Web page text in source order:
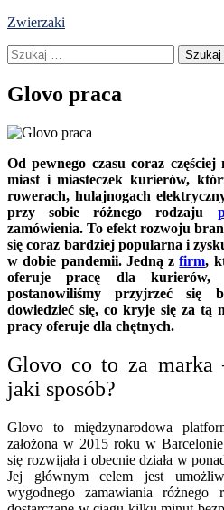
Skip
content
Zwierzaki
Szukaj:
Glovo praca
Od pewnego czasu coraz
miast i miasteczek kurierów,
rowerach, hulajnogach
przy sobie różnego rodzaju
zamówienia. To efekt rozwoju
się coraz bardziej popularna i
w dobie pandemii. Jedną zfirm,
oferuje pracę dla kurierów,
postanowiliśmy przyjrzeć się
dowiedzieć się, co kryje się za tą
pracy oferuje dla chętnych.
Glovo co to za marka
jaki sposób?
Glovo to międzynarodowa
założona w 2015 roku w
się rozwijała i obecnie działa w
Jej głównym celem jest
wygodnego zamawiania różnego